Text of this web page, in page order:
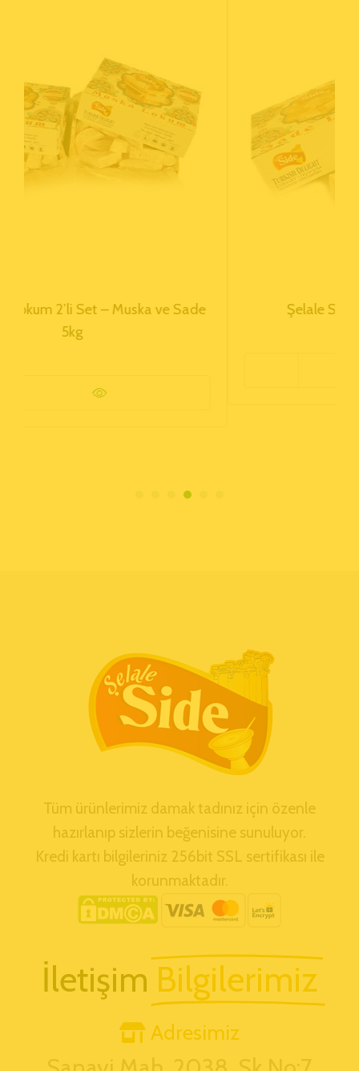
Şelale Side Sade Muska Lokum
Tüm ürünlerimiz damak tadınız için özenle
hazırlanıp sizlerin beğenisine sunuluyor.
Kredi kartı bilgileriniz 256bit SSL sertifikası ile
korunmaktadır.
İletişim Bilgilerimiz
Adresimiz